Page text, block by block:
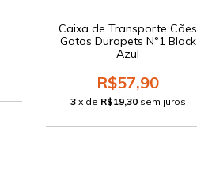
Caixa de Transporte Cães
Gatos Durapets N°1 Black
Azul
R$57,90
3 x de R$19,30 sem juros